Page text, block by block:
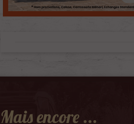
Mais encore ...